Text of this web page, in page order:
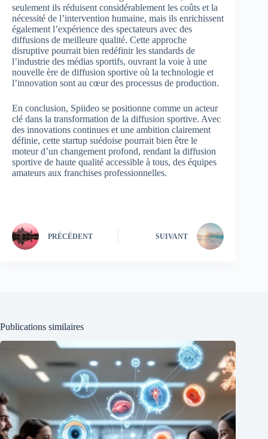
seulement ils réduisent considérablement les coûts et la
nécessité de l’intervention humaine, mais ils enrichissent
également l’expérience des spectateurs avec des
diffusions de meilleure qualité. Cette approche
disruptive pourrait bien redéfinir les standards de
l’industrie des médias sportifs, ouvrant la voie à une
nouvelle ère de diffusion sportive où la technologie et
l’innovation sont au cœur des processus de production.
En conclusion, Spiideo se positionne comme un acteur
clé dans la transformation de la diffusion sportive. Avec
des innovations continues et une ambition clairement
définie, cette startup suédoise pourrait bien être le
moteur d’un changement profond, rendant la diffusion
sportive de haute qualité accessible à tous, des équipes
amateurs aux franchises professionnelles.
PRÉCÉDENT SUIVANT
Publications similaires